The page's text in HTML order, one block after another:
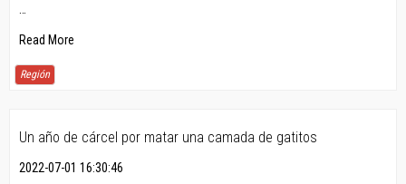
Read More
Región
Un año de cárcel por matar una camada de gatitos
2022-07-01 16:30:46